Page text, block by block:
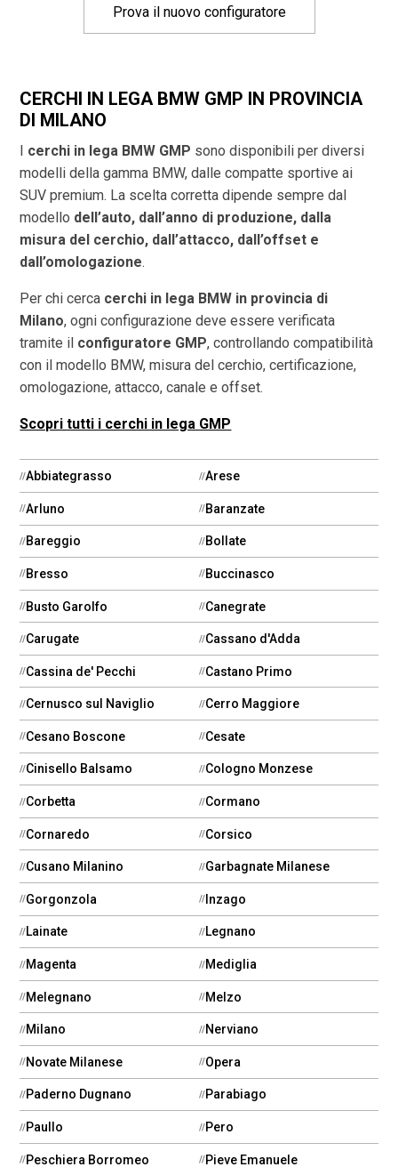
Prova il nuovo configuratore
CERCHI IN LEGA BMW GMP IN PROVINCIA
DI MILANO
I cerchi in lega BMW GMP sono disponibili per diversi
modelli della gamma BMW, dalle compatte sportive ai
SUV premium. La scelta corretta dipende sempre dal
modello dell’auto, dall’anno di produzione, dalla
misura del cerchio, dall’attacco, dall’offset e
dall’omologazione.
Per chi cerca cerchi in lega BMW in provincia di
Milano, ogni configurazione deve essere verificata
tramite il configuratore GMP, controllando compatibilità
con il modello BMW, misura del cerchio, certificazione,
omologazione, attacco, canale e offset.
Scopri tutti i cerchi in lega GMP
Abbiategrasso Arese
Arluno Baranzate
Bareggio Bollate
Bresso Buccinasco
Busto Garolfo Canegrate
Carugate Cassano d'Adda
Cassina de' Pecchi Castano Primo
Cernusco sul Naviglio Cerro Maggiore
Cesano Boscone Cesate
Cinisello Balsamo Cologno Monzese
Corbetta Cormano
Cornaredo Corsico
Cusano Milanino Garbagnate Milanese
Gorgonzola Inzago
Lainate Legnano
Magenta Mediglia
Melegnano Melzo
Milano Nerviano
Novate Milanese Opera
Paderno Dugnano Parabiago
Paullo Pero
Peschiera Borromeo Pieve Emanuele